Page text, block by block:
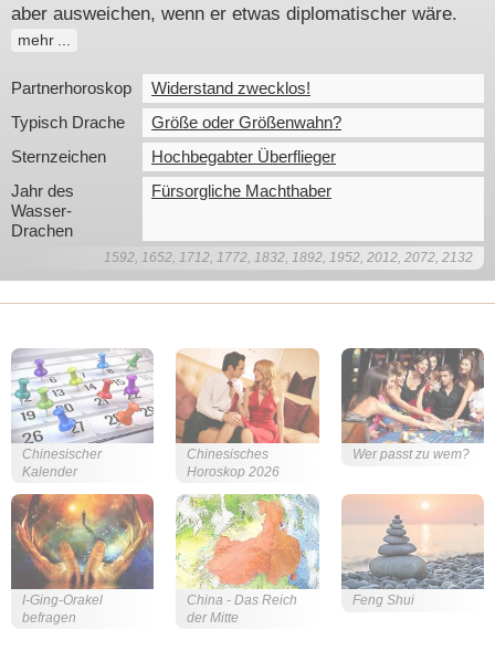
aber ausweichen, wenn er etwas diplomatischer wäre.
mehr
Partnerhoroskop
Widerstand zwecklos!
Typisch Drache
Größe oder Größenwahn?
Sternzeichen
Hochbegabter Überflieger
Jahr des
Wasser-
Drachen
Fürsorgliche Machthaber
1592, 1652, 1712, 1772, 1832, 1892, 1952, 2012, 2072, 2132
Chinesischer
Kalender
Chinesisches
Horoskop 2026
Wer passt zu wem?
I-Ging-Orakel
befragen
China - Das Reich
der Mitte
Feng Shui